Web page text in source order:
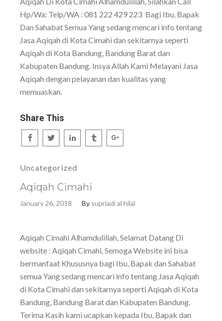
Hp/Wa: Telp/WA : 081 222 429 223 Bagi Ibu, Bapak
Dan Sahabat Semua Yang sedang mencari info tentang
Jasa Aqiqah di Kota Cimahi dan sekitarnya seperti
Aqiqah di Kota Bandung, Bandung Barat dan
Kabupaten Bandung. Insya Allah Kami Melayani Jasa
Aqiqah dengan pelayanan dan kualitas yang
memuaskan.
Share This
Uncategorized
Aqiqah Cimahi
January 26, 2018 By supriadi al hilal
Aqiqah Cimahi Alhamdulillah, Selamat Datang Di
website : Aqiqah Cimahi, Semoga Website ini bisa
bermanfaat Khususnya bagi Ibu, Bapak dan Sahabat
semua Yang sedang mencari info tentang Jasa Aqiqah
di Kota Cimahi dan sekitarnya seperti Aqiqah di Kota
Bandung, Bandung Barat dan Kabupaten Bandung.
Terima Kasih kami ucapkan kepada Ibu, Bapak dan